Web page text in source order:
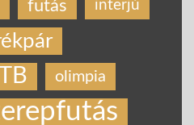
futás interjú
olimpia